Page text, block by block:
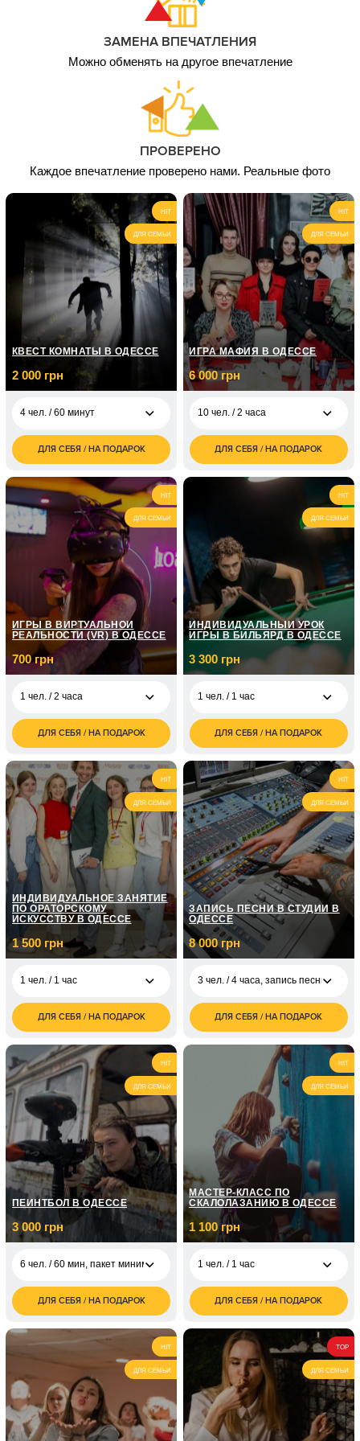
1 чел. / 2,5 часа,
1 чел. / 4
роспись
Кукла-Малышка
ЗАМЕНА ВПЕЧАТЛЕНИЯ
Можно обменять на другое впечатление
ПРОВЕРЕНО
Каждое впечатление проверено нами. Реальные фото
HIT
ДЛЯ СЕМЬИ
КВЕСТ КОМНАТЫ В ОДЕССЕ
2 000 грн
4 чел. / 60 минут
2 000
грн
ДЛЯ СЕБЯ / НА ПОДАРОК
HIT
ДЛЯ СЕМЬИ
ИГРА МАФИЯ В ОДЕССЕ
6 000 грн
10 чел. / 2 часа
6 000
грн
ДЛЯ СЕБЯ / НА ПОДАРОК
HIT
ДЛЯ СЕМЬИ
ИГРЫ В ВИРТУАЛЬНОЙ
РЕАЛЬНОСТИ (VR) В ОДЕССЕ
700 грн
1 чел. / 2 часа
грн
2 чел. / 1 час для
двоих
700
грн
4 чел. / 1 час для
четырех
1 400
грн
ДЛЯ СЕБЯ / НА ПОДАРОК
HIT
ДЛЯ СЕМЬИ
ИНДИВИДУАЛЬНЫЙ УРОК
ИГРЫ В БИЛЬЯРД В ОДЕССЕ
3 300 грн
1 чел. / 1 час
3 300
грн
2 чел. / 1,5 часа
4 300
грн
ДЛЯ СЕБЯ / НА ПОДАРОК
HIT
ДЛЯ СЕМЬИ
ИНДИВИДУАЛЬНОЕ ЗАНЯТИЕ
ПО ОРАТОРСКОМУ
ИСКУССТВУ В ОДЕССЕ
1 500 грн
1 чел. / 1 час
1 500
грн
1 чел. / абонемент на
месяц занятий
3 000
грн
ДЛЯ СЕБЯ / НА ПОДАРОК
HIT
ДЛЯ СЕМЬИ
ЗАПИСЬ ПЕСНИ В СТУДИИ В
ОДЕССЕ
8 000 грн
3 чел. / 4 часа, запись песни
3 чел. / 4 часа, запись
песни
грн
1 чел. / 5 рабочих
дней, написание
грн
ДЛЯ СЕБЯ / НА ПОДАРОК
HIT
ДЛЯ СЕМЬИ
ПЕЙНТБОЛ В ОДЕССЕ
3 000 грн
6 чел. / 60 мин, пакет минимум
6 чел. / 60 мин, пакет
минимум
грн
10 чел. / 60 минут,
5 000
грн
6 чел. / 120 минут,
1800 шаров
грн
10 чел. / 120 минут,
3000 шаров
8 000
грн
ДЛЯ СЕБЯ / НА ПОДАРОК
HIT
ДЛЯ СЕМЬИ
МАСТЕР-КЛАСС ПО
СКАЛОЛАЗАНИЮ В ОДЕССЕ
1 100 грн
1 чел. / 1 час
1 100
грн
2 чел. / 1,5 часа
2 200
грн
ДЛЯ СЕБЯ / НА ПОДАРОК
HIT
ДЛЯ СЕМЬИ
TOP
ДЛЯ СЕМЬИ